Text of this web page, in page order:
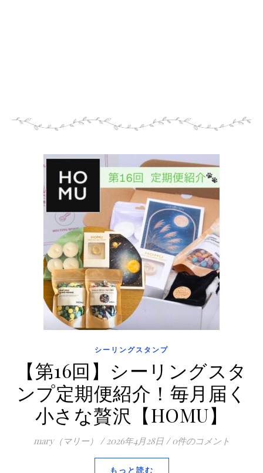
シーリングスタンプ
【第16回】シーリングスタ
ンプ定期便紹介！毎月届く
小さな贅沢【HOMU】
mary（マリー） / 2026年4月28日 / 0件のコメント
もっと読む